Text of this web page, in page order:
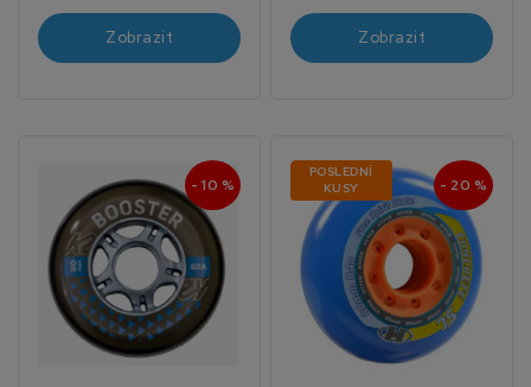
Zobrazit Zobrazit
- 10 %
POSLEDNÍ
KUSY
- 20 %